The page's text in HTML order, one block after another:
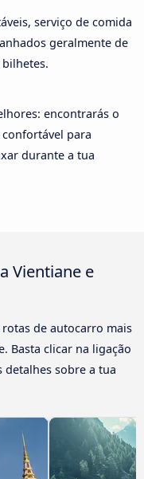
serviço de comida
geralmente de
encontrarás o
para
durante a tua
Vientiane e
de autocarro mais
Basta clicar na ligação
detalhes sobre a tua